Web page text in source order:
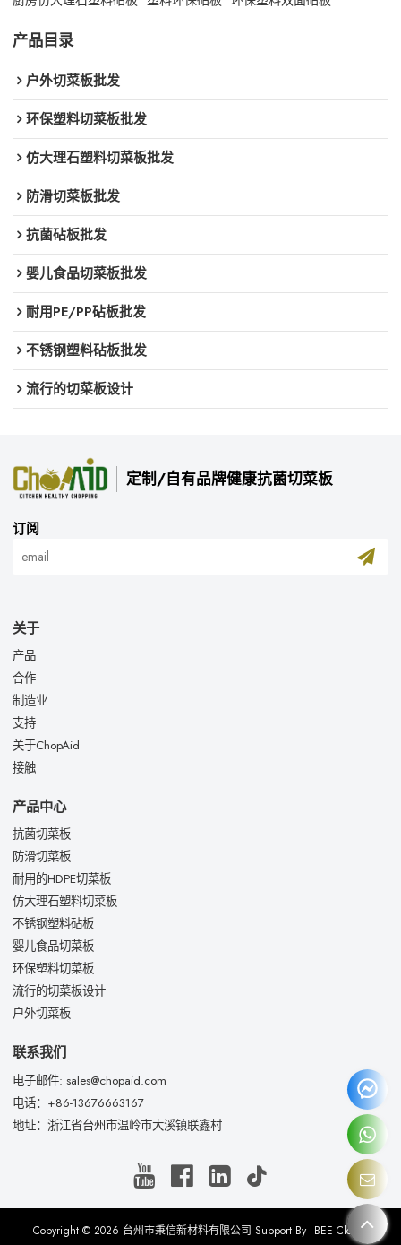
产品目录
户外切菜板批发
环保塑料切菜板批发
仿大理石塑料切菜板批发
防滑切菜板批发
抗菌砧板批发
婴儿食品切菜板批发
耐用PE/PP砧板批发
不锈钢塑料砧板批发
流行的切菜板设计
定制/自有品牌健康抗菌切菜板
订阅
关于
产品
合作
制造业
支持
关于ChopAid
接触
产品中心
抗菌切菜板
防滑切菜板
耐用的HDPE切菜板
仿大理石塑料切菜板
不锈钢塑料砧板
婴儿食品切菜板
环保塑料切菜板
流行的切菜板设计
户外切菜板
联系我们
电子邮件: sales@chopaid.com
电话：+86-13676663167
地址：浙江省台州市温岭市大溪镇联鑫村
Copyright © 2026 台州市秉信新材料有限公司 Support By BEE Cloud